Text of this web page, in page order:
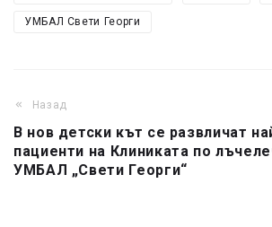
УМБАЛ Свети Георги
Назад
В нов детски кът се развличат
пациенти на Клиниката по
УМБАЛ „Свети Георги“